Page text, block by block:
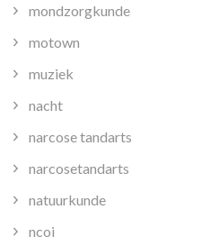
mondzorgkunde
motown
muziek
nacht
narcose tandarts
narcosetandarts
natuurkunde
ncoi